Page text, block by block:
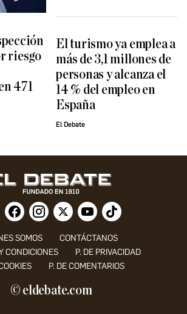
riesgo
471
El turismo ya emplea a
más de 3,1 millones de
personas y alcanza el
14 % del empleo en
España
El Debate
SOMOS
CONTÁCTANOS
CONDICIONES
P. DE PRIVACIDAD
P. DE COMENTARIOS
© eldebate.com